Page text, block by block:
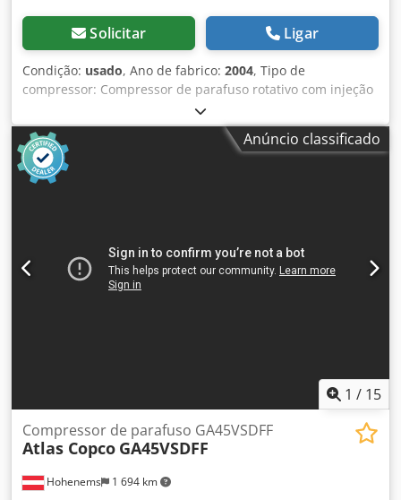
Solicitar Ligar
Condição: usado, Ano de fabrico: 2004, Tipo de
compressor: Compressor de parafuso rotativo com injeção
de óleo e secador de refrigerante integrado Potência do
motor: 15 kW (20 HP) Alimentação: 380 V / 50 Hz Pressão de
operação: 7,5 bar Djdpfx Aijwgca Te Tsck Velocidade de
entrega de ar livre (FAD): 798 m³/h (aproximadamente 13,3
m³/min) Nível de ruído: 68 dB(A) Capacidade do tanque:
Anúncio classificado
1 / 15
Hohenems 1 694 km
Compressor de parafuso GA45VSDFF
Atlas Copco GA45VSDFF